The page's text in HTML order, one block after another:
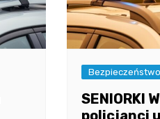
Bezpieczeństwo
SENIORKI
policjanci